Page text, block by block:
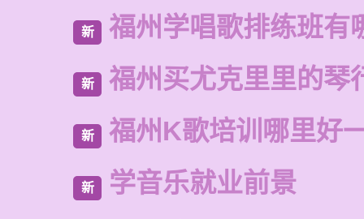
新 福州学唱歌排练班有
新 福州买尤克里里的琴
新 福州K歌培训哪里好
新 学音乐就业前景